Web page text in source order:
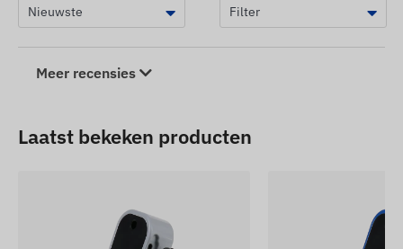
Meer recensies
Laatst bekeken producten